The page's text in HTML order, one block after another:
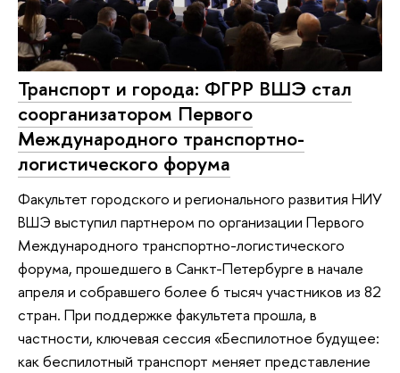
Транспорт и города: ФГРР ВШЭ стал
соорганизатором Первого
Международного транспортно-
логистического форума
Факультет городского и регионального развития НИУ
ВШЭ выступил партнером по организации Первого
Международного транспортно-логистического
форума, прошедшего в Санкт-Петербурге в начале
апреля и собравшего более 6 тысяч участников из 82
стран. При поддержке факультета прошла, в
частности, ключевая сессия «Беспилотное будущее:
как беспилотный транспорт меняет представление